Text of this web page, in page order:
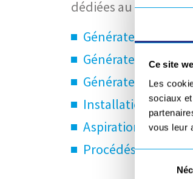
Ce site
Les
sociaux
vous leur
Sélection
dédiées au
Générateur ARC
Générateur MIG
Générateur TIG
Installation
Aspiration
Procédés connexes